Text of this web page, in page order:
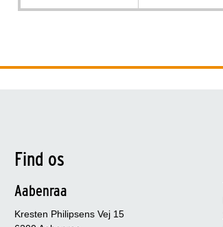
Find os
Aabenraa
Kresten Philipsens Vej 15